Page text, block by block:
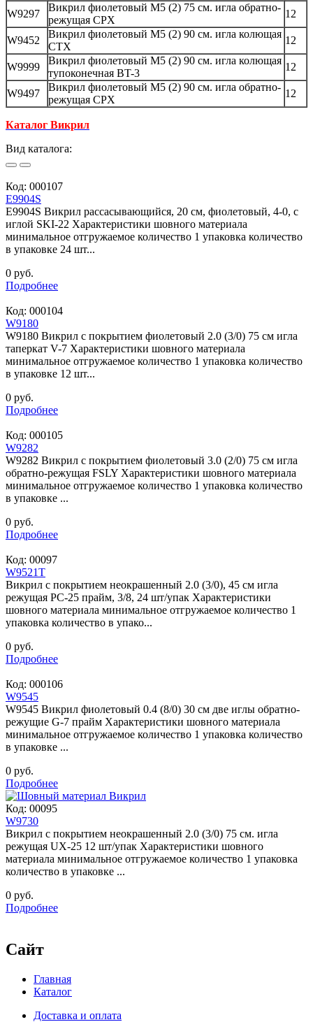
W9297
Викрил фиолетовый М5 (2) 75 см. игла обратно-
режущая CPX
12
W9452
Викрил фиолетовый М5 (2) 90 см. игла колющая
CTX
12
W9999
Викрил фиолетовый М5 (2) 90 см. игла колющая
тупоконечная BT-3
12
W9497
Викрил фиолетовый М5 (2) 90 см. игла обратно-
режущая CPX
12
Каталог Викрил
Вид каталога:
Код: 000107
E9904S
E9904S Викрил рассасывающийся, 20 см, фиолетовый, 4-0, с
иглой SKI-22 Характеристики шовного материала
минимальное отгружаемое количество 1 упаковка количество
в упаковке 24 шт...
0 руб.
Подробнее
Код: 000104
W9180
W9180 Викрил с покрытием фиолетовый 2.0 (3/0) 75 см игла
таперкат V-7 Характеристики шовного материала
минимальное отгружаемое количество 1 упаковка количество
в упаковке 12 шт...
0 руб.
Подробнее
Код: 000105
W9282
W9282 Викрил с покрытием фиолетовый 3.0 (2/0) 75 см игла
обратно-режущая FSLY Характеристики шовного материала
минимальное отгружаемое количество 1 упаковка количество
в упаковке ...
0 руб.
Подробнее
Код: 00097
W9521T
Викрил с покрытием неокрашенный 2.0 (3/0), 45 см игла
режущая PC-25 прайм, 3/8, 24 шт/упак Характеристики
шовного материала минимальное отгружаемое количество 1
упаковка количество в упако...
0 руб.
Подробнее
Код: 000106
W9545
W9545 Викрил фиолетовый 0.4 (8/0) 30 см две иглы обратно-
режущие G-7 прайм Характеристики шовного материала
минимальное отгружаемое количество 1 упаковка количество
в упаковке ...
0 руб.
Подробнее
Код: 00095
W9730
Викрил с покрытием неокрашенный 2.0 (3/0) 75 см. игла
режущая UX-25 12 шт/упак Характеристики шовного
материала минимальное отгружаемое количество 1 упаковка
количество в упаковке ...
0 руб.
Подробнее
Сайт
Главная
Каталог
Доставка и оплата